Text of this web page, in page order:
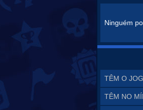
Ninguém
TÊM O
TÊM NO